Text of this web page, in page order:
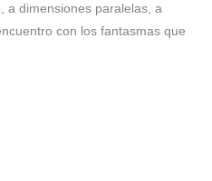
a dimensiones paralelas, a
con los fantasmas que